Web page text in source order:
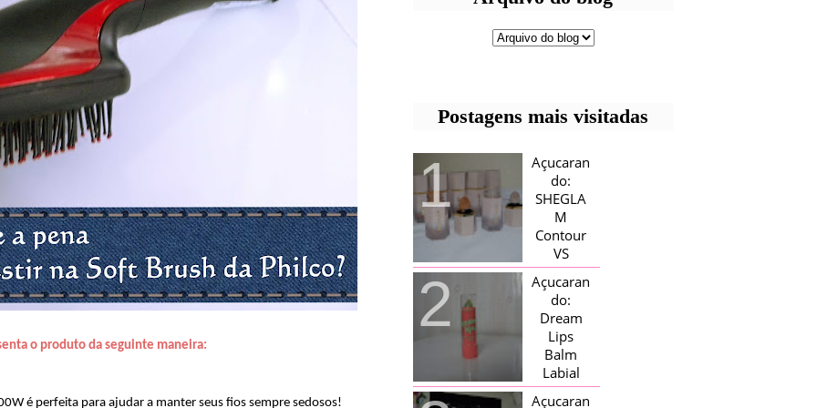
o produto da seguinte maneira:
é perfeita para ajudar a manter seus fios sempre sedosos!
Postagens mais visitadas
Açucaran
do:
SHEGLA
M
Contour
VS
Bronzer!
HELLO AÇUCARADAS, E NESTE
MÊS CHEGOU AQUI EM CASA UMA
CAIXA RECHEADA DE SHEGLAM,
TINHA BLUSH, ILUMINADORES E
TODOS OS BRONZER E
CONTORNOS ...
Açucaran
do:
Dream
Lips
Balm
Labial
Magico
Açucaran